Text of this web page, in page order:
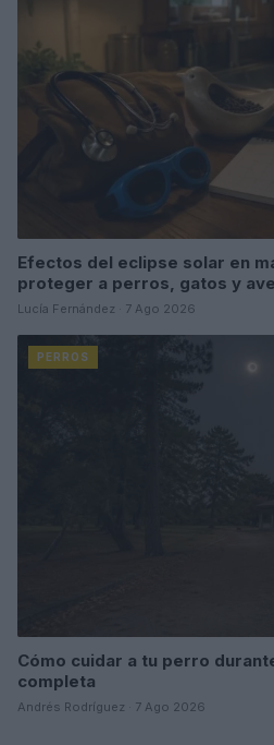
Efectos del eclipse solar en
proteger a perros, gatos y
Lucía Fernández · 7 Ago 2026
PERROS
Cómo cuidar a tu perro
completa
Andrés Rodríguez · 7 Ago 2026